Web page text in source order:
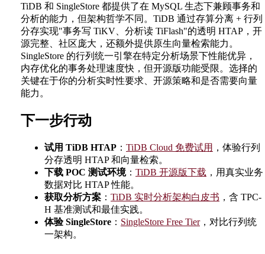
TiDB 和 SingleStore 都提供了在 MySQL 生态下兼顾事务和
分析的能力，但架构哲学不同。TiDB 通过存算分离 + 行列
分存实现"事务写 TiKV、分析读 TiFlash"的透明 HTAP，开
源完整、社区庞大，还额外提供原生向量检索能力。
SingleStore 的行列统一引擎在特定分析场景下性能优异，
内存优化的事务处理速度快，但开源版功能受限。选择的
关键在于你的分析实时性要求、开源策略和是否需要向量
能力。
下一步行动
试用 TiDB HTAP ： TiDB Cloud 免费试用 ，体验行列
分存透明 HTAP 和向量检索。
下载 POC 测试环境： TiDB 开源版下载 ，用真实业务
数据对比 HTAP 性能。
获取分析方案 ： TiDB 实时分析架构白皮书 ，含 TPC-
H 基准测试和最佳实践。
体验 SingleStore ： SingleStore Free Tier，对比行列统
一架构。